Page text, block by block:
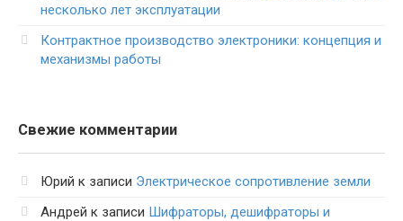
несколько лет эксплуатации
Контрактное производство электроники: концепция и
механизмы работы
Свежие комментарии
Юрий к записи Электрическое сопротивление земли
Андрей к записи Шифраторы, дешифраторы и